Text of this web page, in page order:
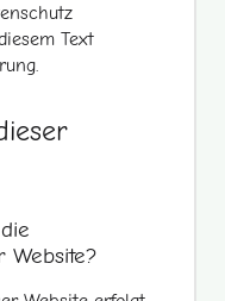
Text
Website?